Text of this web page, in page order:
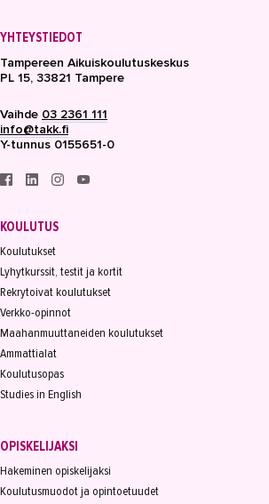
YHTEYSTIEDOT
Tampereen Aikuiskoulutuskeskus
PL 15, 33821 Tampere
Vaihde 03 2361 111
info@takk.fi
Y-tunnus 0155651-0
KOULUTUS
Koulutukset
Lyhytkurssit, testit ja kortit
Rekrytoivat koulutukset
Verkko-opinnot
Maahanmuuttaneiden koulutukset
Ammattialat
Koulutusopas
Studies in English
OPISKELIJAKSI
Hakeminen opiskelijaksi
Koulutusmuodot ja opintoetuudet